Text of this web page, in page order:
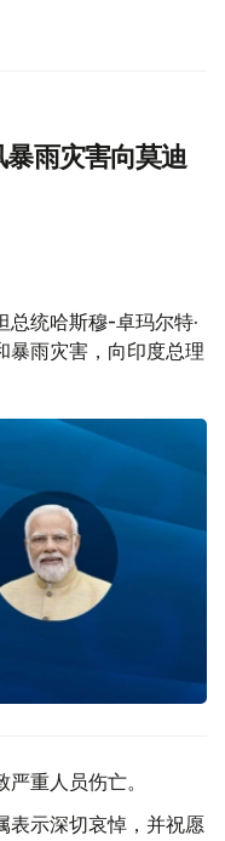
雨灾害向莫迪
总统哈斯穆-卓玛尔特·
暴雨灾害，向印度总理
重人员伤亡。
表示深切哀悼，并祝愿